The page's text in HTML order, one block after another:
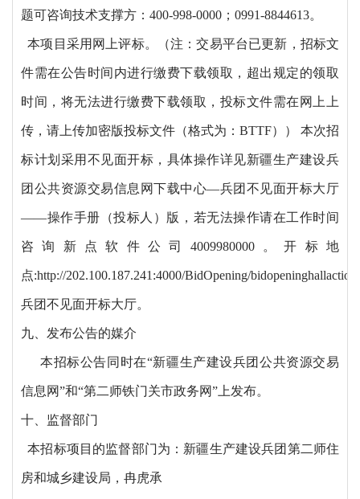
题可咨询技术支撑方： 400-998-0000；0991-8844613。
本项目采用网上评标。（注：交易平台已更新，招标文
件需在公告时间内进行缴费下载领取，超出规定的领取
时间，将无法进行缴费下载领取，投标文件需在网上上
传，请上传加密版投标文件（格式为：BTTF）） 本次招
标计划采用不见面开标，具体操作详见新疆生产建设兵
团公共资源交易信息网下载中心—兵团不见面开标大厅
——操作手册（投标人）版，若无法操作请在工作时间
咨询新点软件公司4009980000。开标地
点:http://202.100.187.241:4000/BidOpening/
兵团不见面开标大厅。
九、发布公告的媒介
本招标公告同时在“新疆生产建设兵团公共资源交易
信息网”和“第二师铁门关市政务网”上发布。
十、监督部门
本招标项目的监督部门为：新疆生产建设兵团第二师住
房和城乡建设局，冉虎承